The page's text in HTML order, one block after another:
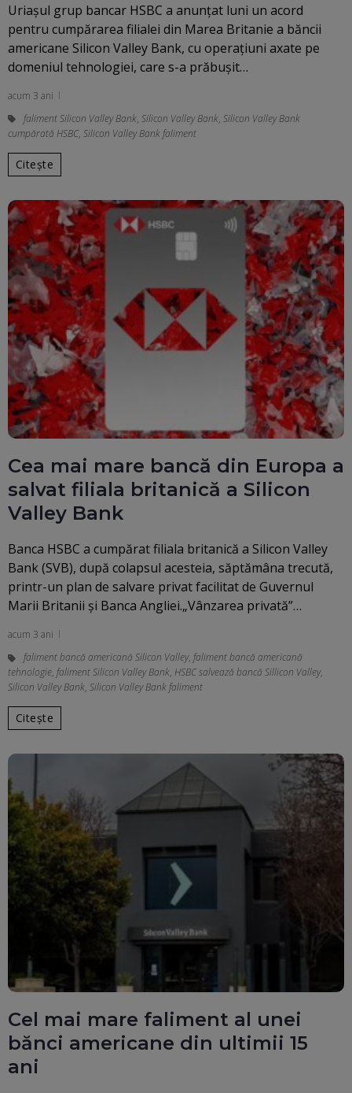
Uriaşul grup bancar HSBC a anunţat luni un acord
pentru cumpărarea filialei din Marea Britanie a băncii
americane Silicon Valley Bank, cu operaţiuni axate pe
domeniul tehnologiei, care s-a prăbuşit…
acum 3 ani
faliment Silicon Valley Bank, Silicon Valley Bank, Silicon Valley Bank
cumpărată HSBC, Silicon Valley Bank faliment
Citește
Cea mai mare bancă din Europa a
salvat filiala britanică a Silicon
Valley Bank
Banca HSBC a cumpărat filiala britanică a Silicon Valley
Bank (SVB), după colapsul acesteia, săptămâna trecută,
printr-un plan de salvare privat facilitat de Guvernul
Marii Britanii şi Banca Angliei.„Vânzarea privată”…
acum 3 ani
faliment bancă americană Silicon Valley, faliment bancă americană
tehnologie, faliment Silicon Valley Bank, HSBC salvează bancă Sillicon Valley,
Silicon Valley Bank, Silicon Valley Bank faliment
Citește
Cel mai mare faliment al unei
bănci americane din ultimii 15
ani